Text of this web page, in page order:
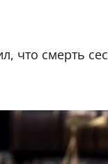
что смерть